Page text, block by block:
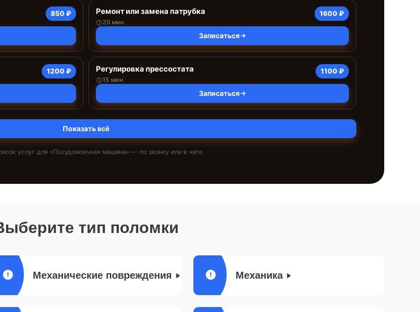
850 ₽ Ремонт или замена патрубка
20 мин
1600 ₽
Записаться
1200 ₽ Регулировка прессостата
15 мин
1100 ₽
Записаться
Показать всё
услуг для «Посудомоечная машина» — по звонку или в чате
тип поломки
Механические повреждения Механика